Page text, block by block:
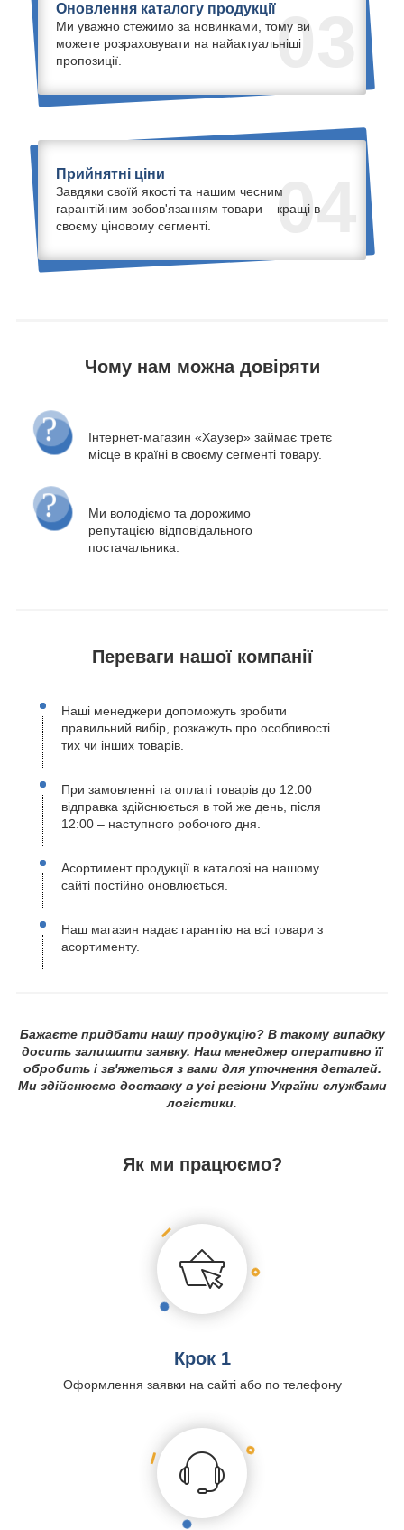
03
Оновлення каталогу продукції
Ми уважно стежимо за новинками, тому ви
можете розраховувати на найактуальніші
пропозиції.
04
Прийнятні ціни
Завдяки своїй якості та нашим чесним
гарантійним зобов'язанням товари – кращі в
своєму ціновому сегменті.
Чому нам можна довіряти
Інтернет-магазин «Хаузер» займає третє
місце в країні в своєму сегменті товару.
Ми володіємо та дорожимо
репутацією відповідального
постачальника.
Переваги нашої компанії
Наші менеджери допоможуть зробити
правильний вибір, розкажуть про особливості
тих чи інших товарів.
При замовленні та оплаті товарів до 12:00
відправка здійснюється в той же день, після
12:00 – наступного робочого дня.
Асортимент продукції в каталозі на нашому
сайті постійно оновлюється.
Наш магазин надає гарантію на всі товари з
асортименту.
Бажаєте придбати нашу продукцію? В такому випадку
досить залишити заявку. Наш менеджер оперативно її
обробить і зв'яжеться з вами для уточнення деталей.
Ми здійснюємо доставку в усі регіони України службами
логістики.
Як ми працюємо?
Крок 1
Оформлення заявки на сайті або по телефону